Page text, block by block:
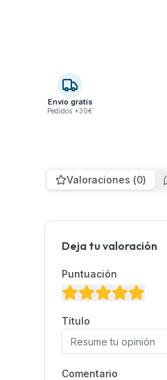
Envío gratis
Pedidos +30€
Valoraciones (0)
Deja tu valoración
Puntuación
Título
Comentario